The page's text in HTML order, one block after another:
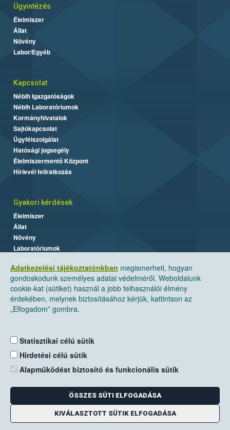
Adatkezelési tájékoztatónkban megismerheti, hogyan
gondoskodunk személyes adatai védelméről. Weboldalunk
cookie-kat (sütiket) használ a jobb felhasználói élmény
érdekében, melynek biztosításához kérjük, kattintson az
„Elfogadom” gombra.
Statisztikai célú sütik
Hirdetési célú sütik
Alapműködést biztosító és funkcionális sütik
ÖSSZES SÜTI ELFOGADÁSA
KIVÁLASZTOTT SÜTIK ELFOGADÁSA
Ügyintézés
Élelmiszer
Állat
Növény
Labor/Egyéb
Kapcsolat
Nébih Igazgatóságok
Nébih Laboratóriumok
Kormányhivatalok
Sajtókapcsolat
Ügyfélszolgálat
Hatósági jogsegély
Élelmiszermentő Központ
Hírlevél feliratkozás
Gyakori kérdések
Élelmiszer
Állat
Növény
Laboratóriumok
Nemzeti Élelmiszerlánc-biztonsági Hivatal
Levelezési cím: 1525 Budapest. Pf. 30.
E-mail:ugyfelszolgalat@nebih.gov.hu
Zöld szám: 06-80/263-244
Telefon: 06-1/ 336-9000